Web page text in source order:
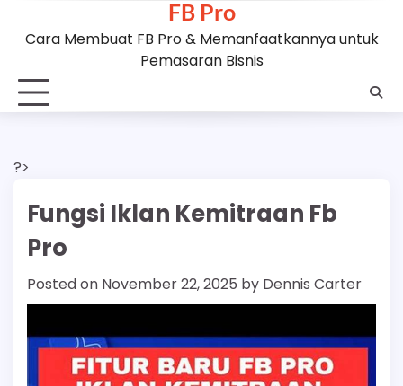
FB Pro
Cara Membuat FB Pro & Memanfaatkannya untuk
Pemasaran Bisnis
?>
Fungsi Iklan Kemitraan Fb
Pro
Posted on November 22, 2025 by Dennis Carter